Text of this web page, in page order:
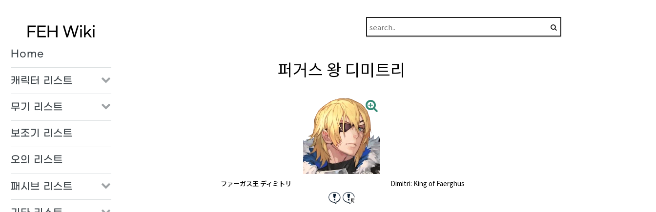
FEH Wiki
Home
캐릭터 리스트
무기 리스트
보조기 리스트
오의 리스트
패시브 리스트
퍼거스 왕 디미트리
ファーガス王 ディミトリ Dimitri: King of Faerghus